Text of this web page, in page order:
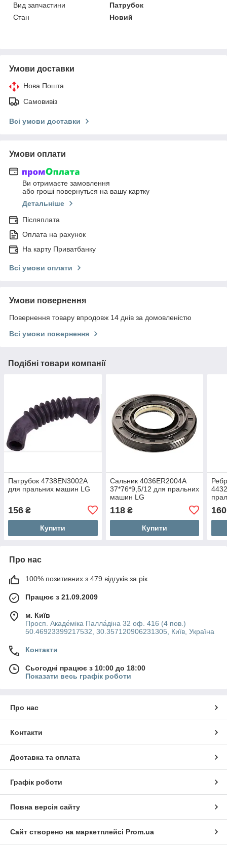
Вид запчастини
Патрубок
Стан
Новий
Умови доставки
Нова Пошта
Самовивіз
Всі умови доставки
Умови оплати
Ви отримаєте замовлення
або гроші повернуться на вашу картку
Детальніше
Післяплата
Оплата на рахунок
На карту Приватбанку
Всі умови оплати
Умови повернення
Повернення товару впродовж 14 днів за домовленістю
Всі умови повернення
Подібні товари компанії
Патрубок 4738EN3002A
для пральних машин LG
156 ₴
Купити
Сальник 4036ER2004A
37*76*9,5/12 для пральних
машин LG
118₴
Купити
160
Про нас
100% позитивних з 479 відгуків за рік
Працює з 21.09.2009
м. Київ
Просп. Акаде́міка Палла́діна 32 оф. 416 (4 пов.)
50.46923399217532, 30.357120906231305, Київ, Україна
Контакти
Сьогодні працює з 10:00 до 18:00
Показати весь графік роботи
Про нас
Контакти
Доставка та оплата
Графік роботи
Повна версія сайту
Сайт створено на маркетплейсі Prom.ua